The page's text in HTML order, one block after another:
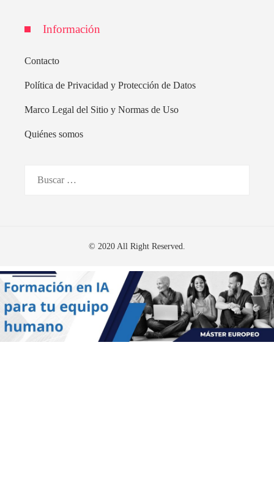
Información
Contacto
Política de Privacidad y Protección de Datos
Marco Legal del Sitio y Normas de Uso
Quiénes somos
© 2020 All Right Reserved.